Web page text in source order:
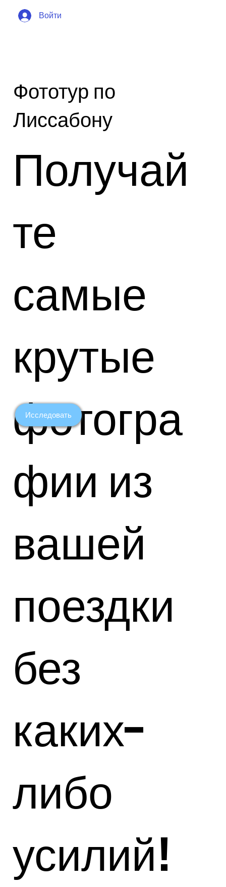
Войти
Фототур по
Лиссабону
Получай
те
самые
крутые
фотогра
фии из
вашей
поездки
без
каких-
либо
усилий!
Исследовать